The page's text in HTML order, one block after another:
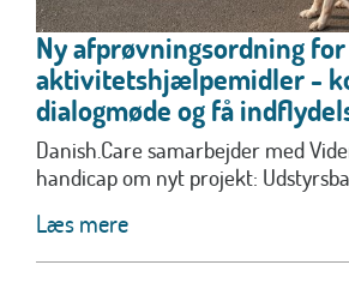
Ny afprøvningsordning for
aktivitetshjælpemidler -
dialogmøde og få
Danish.Care samarbejder med
handicap om nyt projekt:
Læs mere